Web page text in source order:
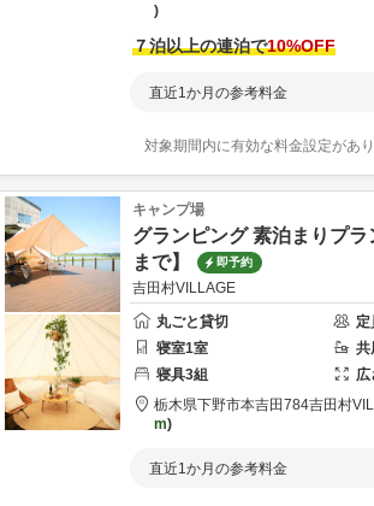
７泊以上の連泊で10%OFF
直近1か月の参考料金
対象期間内に有効な料金設定があり
キャンプ場
グランピング 素泊まりプ
まで】
即予約
吉田村VILLAGE
丸ごと貸切
定
寝室1室 共
寝具3組 広
栃木県下野市本吉田784吉田村
m
直近1か月の参考料金